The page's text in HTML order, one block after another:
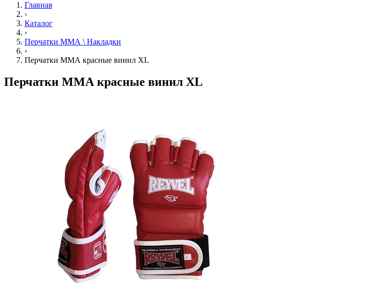
Главная
›
Каталог
›
Перчатки ММА \ Накладки
›
Перчатки ММА красные винил XL
Перчатки ММА красные винил XL